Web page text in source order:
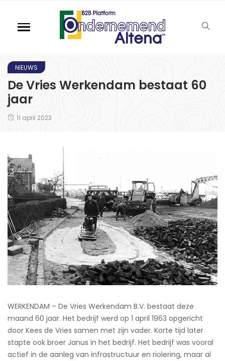
NIEUWS
De Vries Werkendam bestaat 60
jaar
11 april 2023
WERKENDAM – De Vries Werkendam B.V. bestaat deze
maand 60 jaar. Het bedrijf werd op 1 april 1963 opgericht
door Kees de Vries samen met zijn vader. Korte tijd later
stapte ook broer Janus in het bedrijf. Het bedrijf was vooral
actief in de aanleg van infrastructuur en riolering, maar al